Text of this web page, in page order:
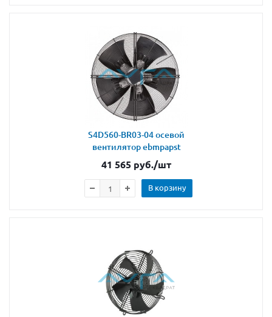
S4D560-BR03-04 осевой
вентилятор ebmpapst
41 565 руб./шт
В корзину